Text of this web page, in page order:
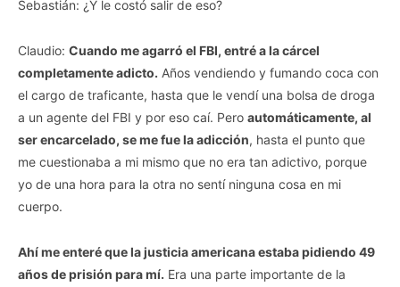
Sebastián: ¿Y le costó salir de eso?
Claudio: Cuando me agarró el FBI, entré a la cárcel
completamente adicto. Años vendiendo y fumando coca con
el cargo de traficante, hasta que le vendí una bolsa de droga
a un agente del FBI y por eso caí. Pero automáticamente, al
ser encarcelado, se me fue la adicción, hasta el punto que
me cuestionaba a mi mismo que no era tan adictivo, porque
yo de una hora para la otra no sentí ninguna cosa en mi
cuerpo.
Ahí me enteré que la justicia americana estaba pidiendo 49
años de prisión para mí. Era una parte importante de la